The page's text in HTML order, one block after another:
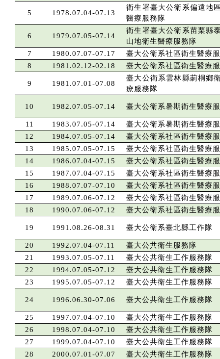
5 1978.07.04-07.13
衛生署臺大公衛系偏遠地
醫療服務隊
6 1979.07.05-07.14
衛生署臺大公衛系苗栗縣
山地衛生醫療服務隊
7
1980.07.07-07.17
臺大公衛系社區衛生醫療
8
1981.02.12-02.18 臺大公衛系社區衛生醫療
9 1981.07.01-07.08
臺大公衛系雲林縣莿桐鄉
療服務隊
10 1982.07.05-07.14 臺大公衛系暑期衛生醫療
11 1983.07.05-07.14
臺大公衛系暑期衛生醫療
12
1984.07.05-07.14
臺大公衛系社區衛生醫療
13
1985.07.05-07.15
臺大公衛系社區衛生醫療
14
1986.07.04-07.15
臺大公衛系社區衛生醫療
15
1987.07.04-07.15
臺大公衛系社區衛生醫療
16
1988.07.07-07.10
臺大公衛系社區衛生醫療
17
1989.07.06-07.12
臺大公衛系社區衛生醫療
18
1990.07.06-07.12 臺大公衛系社區衛生醫療
19 1991.08.26-08.31 臺大公衛系臺北縣工作隊
20 1992.07.04-07.11
臺大公共衛生服務隊
21
1993.07.05-07.11
臺大公共衛生工作服務隊
22
1994.07.05-07.12
臺大公共衛生工作服務隊
23
1995.07.05-07.12 臺大公共衛生工作服務隊
24 1996.06.30-07.06 臺大公共衛生工作服務隊
25 1997.07.04-07.10
臺大公共衛生工作服務隊
26
1998.07.04-07.10
臺大公共衛生工作服務隊
27
1999.07.04-07.10
臺大公共衛生工作服務隊
28
2000.07.01-07.07 臺大公共衛生工作服務隊